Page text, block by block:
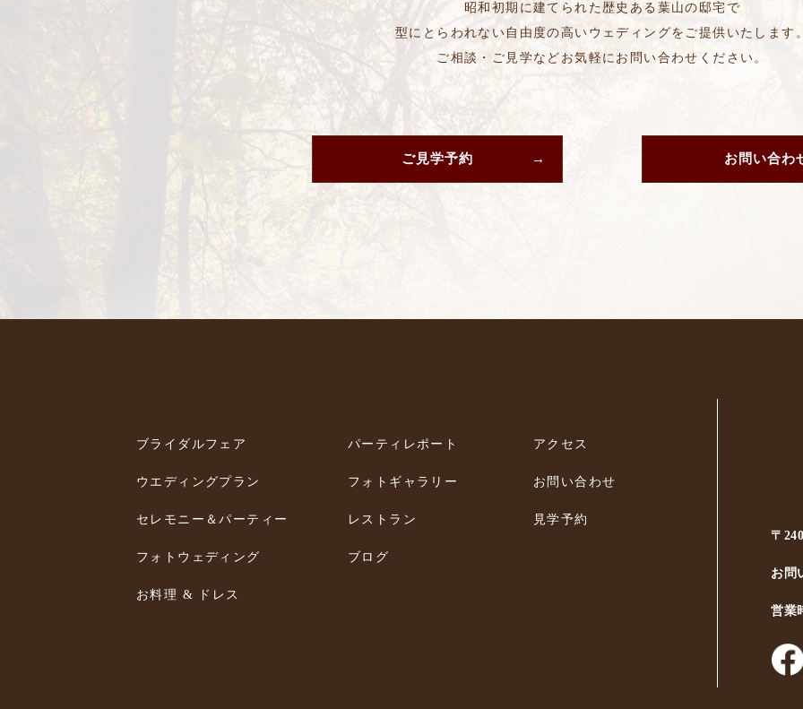
昭和初期に建てられた歴史ある葉山の邸宅で
型にとらわれない自由度の高いウェディングをご提供いたします
ご相談・ご見学などお気軽にお問い合わせください。
ご見学予約 お問い合わ
ブライダルフェア
ウエディングプラン
セレモニー＆パーティー
フォトウェディング
お料理 & ドレス
パーティレポート
フォトギャラリー
レストラン
ブログ
アクセス
お問い合わせ
見学予約
〒
お問
営業